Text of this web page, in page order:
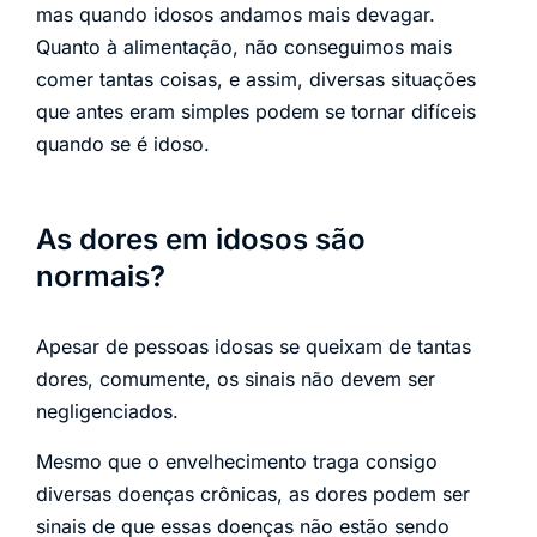
mas quando idosos andamos mais devagar.
Quanto à alimentação, não conseguimos mais
comer tantas coisas, e assim, diversas situações
que antes eram simples podem se tornar difíceis
quando se é idoso.
As dores em idosos são
normais?
Apesar de pessoas idosas se queixam de tantas
dores, comumente, os sinais não devem ser
negligenciados.
Mesmo que o envelhecimento traga consigo
diversas doenças crônicas, as dores podem ser
sinais de que essas doenças não estão sendo